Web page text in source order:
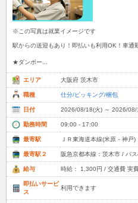
※この写真は就業イメージです
駅からの送迎もあり！即払いも利用OK！車
★ダンボー...
エリア 大阪府 茨木市
職種 仕分/ピッキング/梱包
日付 2026/08/18(火) ～ 2026/08/
勤務時間 09:00 - 17:00
最寄駅 ＪＲ東海道本線(米原－神戸
最寄駅２ 阪急京都本線：茨木市 / バ
給与 時給： 1,300円 / 交通費 実
即払いサービ
ス
利用できます